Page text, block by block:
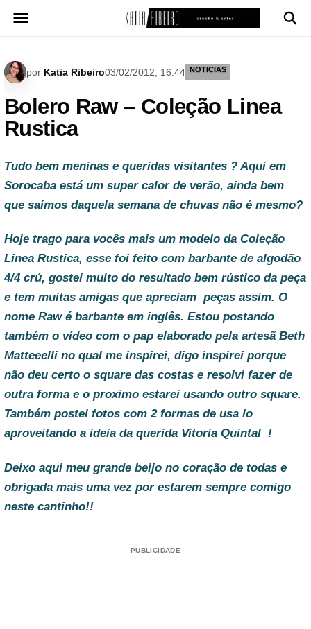
para
por Katia Ribeiro03/02/2012, 16:44 NOTICIAS
Bolero Raw – Coleção Linea
Rustica
Tudo bem meninas e queridas visitantes ? Aqui em
Sorocaba está um super calor de verão, ainda bem
que saímos daquela semana de chuvas não é mesmo?
Hoje trago para vocês mais um modelo da Coleção
Linea Rustica, esse foi feito com barbante de algodão
4/4 crú, gostei muito do resultado bem rústico da peça
e tem muitas amigas que apreciam peças assim. O
nome Raw é barbante em inglês. Estou postando
também o vídeo com o pap elaborado pela artesã Beth
Matteeelli no qual me inspirei, digo inspirei porque
não deu certo o square das costas e resolvi fazer de
outra forma e o proximo estarei usando outro square.
Também postei fotos com 2 formas de usa lo
aproveitando a ideia da querida Vitoria Quintal !
Deixo aqui meu grande beijo no coração de todas e
obrigada mais uma vez por estarem sempre comigo
neste cantinho!!
PUBLICIDADE